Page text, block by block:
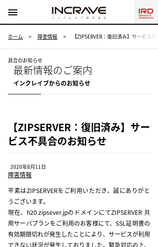
ホーム > 障害情報 > 【ZIPSERVER：復旧済み】サービス不
具合のお知らせ
最新情報のご案内
インクレイブからのお知らせ
【ZIPSERVER：復旧済み】サー
ビス不具合のお知らせ
2020年8月11日
障害情報
平素はZIPSERVERをご利用いただき、誠にありがと
うございます。
現在、h20.zipsever.jpのドメインにてZIPSERVER 共
用サーバプランをご利用のお客様にて、SSL証明書の
有効期限切れが発生したことにより、サービスが利用
できない状況が発生しておりました。緊急対応の上、